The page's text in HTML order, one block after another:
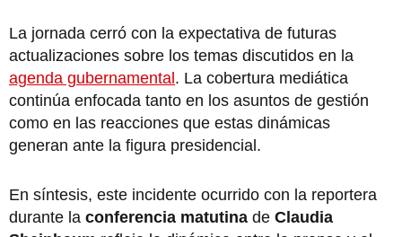
La jornada cerró con la expectativa de futuras
actualizaciones sobre los temas discutidos en la
agenda gubernamental . La cobertura mediática
continúa enfocada tanto en los asuntos de gestión
como en las reacciones que estas dinámicas
generan ante la figura presidencial.
En síntesis, este incidente ocurrido con la reportera
durante la conferencia matutina de Claudia